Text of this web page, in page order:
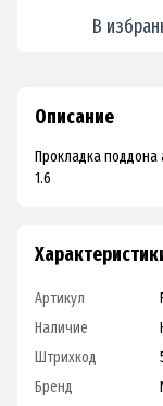
В
Описание
Прокладка поддона
1.6
Артикул
Наличие
Штрихкод
Бренд